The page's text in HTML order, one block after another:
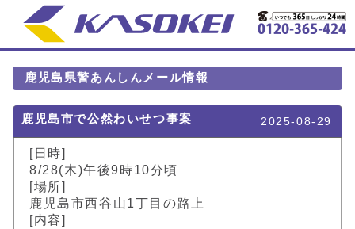
鹿児島県警あんしんメール情報
鹿児島市で公然わいせつ事案 2025-08-29
[日時]
8/28(木)午後9時10分頃
[場所]
鹿児島市西谷山1丁目の路上
[内容]